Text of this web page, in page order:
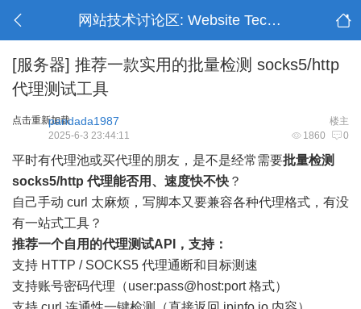
网站技术讨论区: Website Technology
[服务器] 推荐一款实用的批量检测 socks5/http
代理测试工具
点击重新加载 楼主
pandada1987
1860 0
2025-6-3 23:44:11
平时有代理池或买代理的朋友，是不是经常需要批量检测
socks5/http 代理能否用、速度快不快 ？
自己手动 curl 太麻烦，写脚本又要兼容各种代理格式，有没
有一站式工具？
推荐一个自用的代理测试API，支持：
支持 HTTP / SOCKS5 代理通断和目标测速
支持账号密码代理（user:pass@host:port 格式）